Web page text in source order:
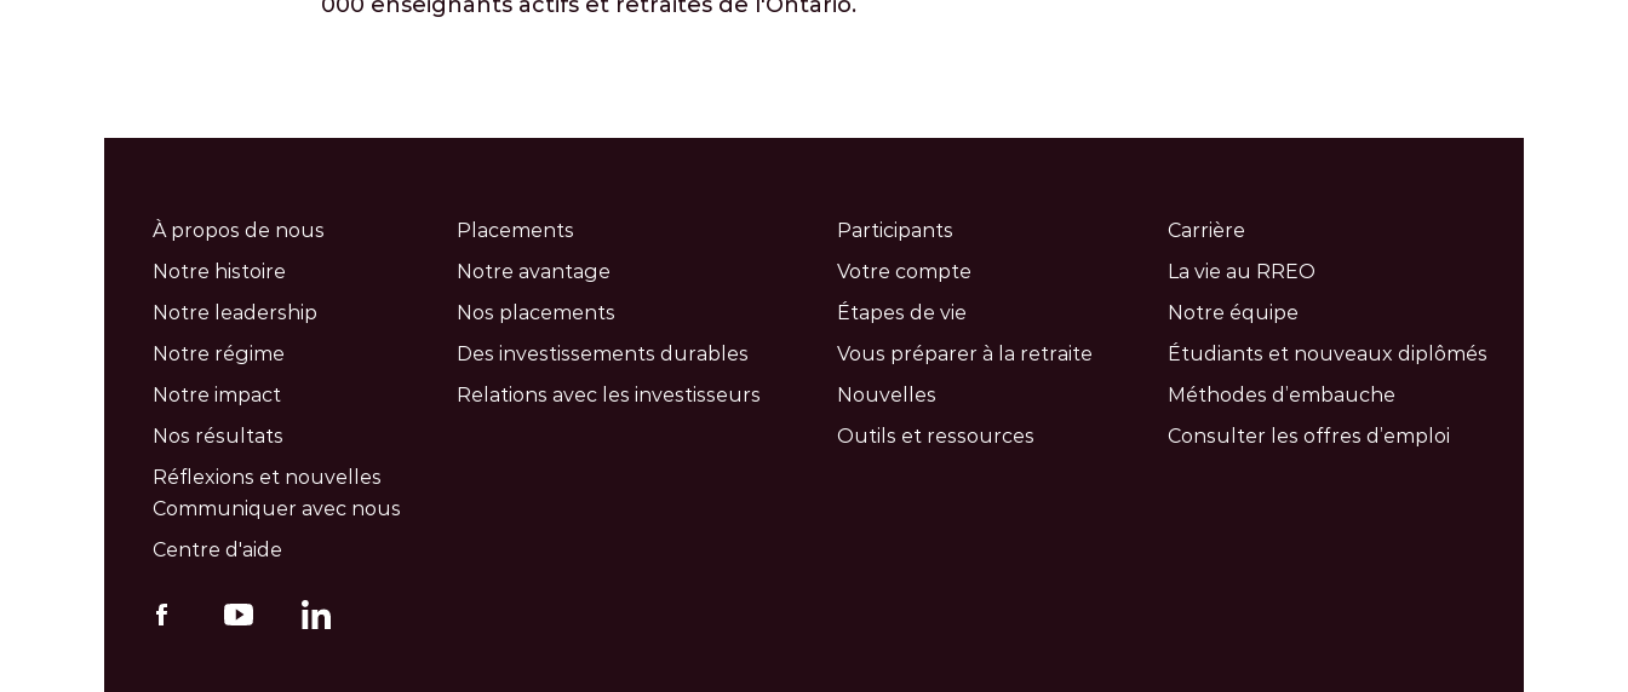
À propos de nous
Notre histoire
Notre leadership
Notre régime
Notre impact
Nos résultats
Réflexions et nouvelles
Placements
Notre avantage
Nos placements
Des investissements durables
Relations avec les investisseurs
Participants
Votre compte
Étapes de vie
Vous préparer à la retraite
Nouvelles
Outils et ressources
Carrière
La vie au RREO
Notre équipe
Étudiants et nouveaux diplômés
Méthodes d’embauche
Consulter les offres d’emploi
Communiquer avec nous
Centre d'aide